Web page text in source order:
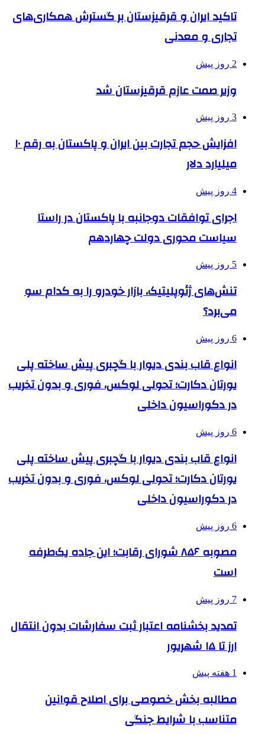
تاکید ایران و قرقیزستان بر گسترش همکاری‌های
تجاری و معدنی
2 روز پیش
وزیر صمت عازم قرقیزستان شد
3 روز پیش
افزایش حجم تجارت بین ایران و پاکستان به رقم ۱۰
میلیارد دلار
4 روز پیش
اجرای توافقات دوجانبه با پاکستان در راستا
سیاست محوری دولت چهاردهم
5 روز پیش
تنش‌های ژئوپلیتیک، بازار خودرو را به کدام سو
می‌برد؟
6 روز پیش
انواع قاب بندی دیوار با گچبری پیش ساخته پلی
یورتان دکارت؛ تحولی لوکس، فوری و بدون تخریب
در دکوراسیون داخلی
6 روز پیش
انواع قاب بندی دیوار با گچبری پیش ساخته پلی
یورتان دکارت؛ تحولی لوکس، فوری و بدون تخریب
در دکوراسیون داخلی
6 روز پیش
مصوبه ۸۵۶ شورای رقابت؛ این جاده یک‌طرفه
است
7 روز پیش
تمدید بخشنامه اعتبار ثبت سفارشات بدون انتقال
ارز تا ۱۵ شهریور
1 هفته پیش
مطالبه بخش خصوصی برای اصلاح قوانین
متناسب با شرایط جنگی